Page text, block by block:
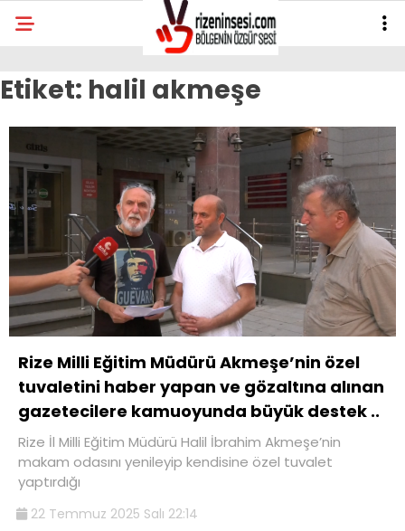
Etiket: halil akmeşe
Rize Milli Eğitim Müdürü Akmeşe’nin özel
tuvaletini haber yapan ve gözaltına alınan
gazetecilere kamuoyunda büyük destek ..
Rize İl Milli Eğitim Müdürü Halil İbrahim Akmeşe’nin
makam odasını yenileyip kendisine özel tuvalet
yaptırdığı
22 Temmuz 2025 Salı 22:14